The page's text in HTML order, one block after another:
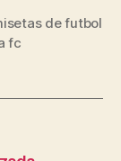
de futbol
fc